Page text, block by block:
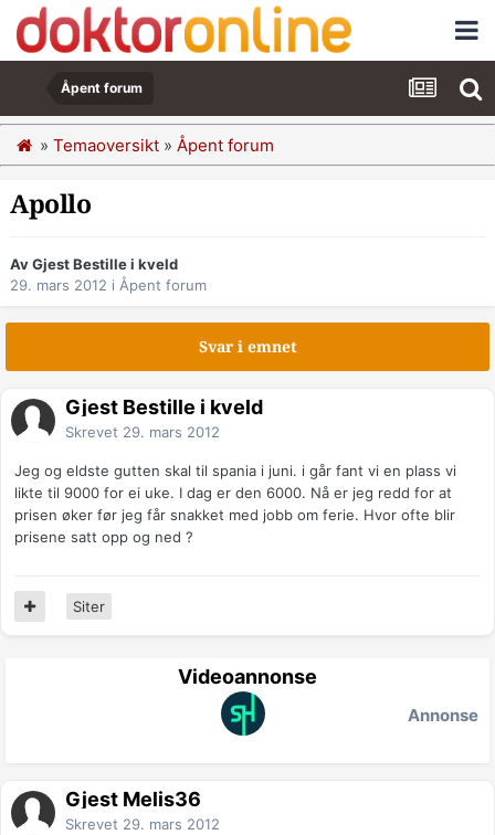
Åpent forum
» Temaoversikt » Åpent forum
Apollo
Av Gjest Bestille i kveld
29. mars 2012 i Åpent forum
Svar i emnet
Gjest Bestille i kveld
Skrevet 29. mars 2012
Jeg og eldste gutten skal til spania i juni. i går fant vi en plass vi
likte til 9000 for ei uke. I dag er den 6000. Nå er jeg redd for at
prisen øker før jeg får snakket med jobb om ferie. Hvor ofte blir
prisene satt opp og ned ?
Siter
Videoannonse
Annonse
Gjest Melis36
Skrevet 29. mars 2012